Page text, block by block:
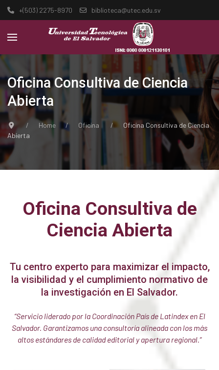
+(503) 2275-8970 biblioteca@utec.edu.sv
Oficina Consultiva de Ciencia
Abierta
Home Oficina
Oficina Consultiva de Ciencia
Abierta
Oficina Consultiva de
Ciencia Abierta
Tu centro experto para maximizar el impacto,
la visibilidad y el cumplimiento normativo de
la investigación en El Salvador.
“Servicio liderado por la Coordinación País de Latindex en El
Salvador. Garantizamos una consultoría alineada con los más
altos estándares de calidad editorial y apertura regional.”